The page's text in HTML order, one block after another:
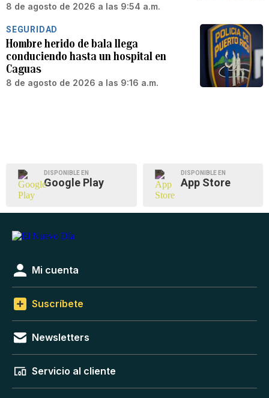
8 de agosto de 2026 a las 9:54 a.m.
SEGURIDAD
Hombre herido de bala llega
conduciendo hasta un hospital en
Caguas
8 de agosto de 2026 a las 9:16 a.m.
DISPONIBLE EN
Google Play
DISPONIBLE EN
App Store
Mi cuenta
Suscríbete
Newsletters
Servicio al cliente